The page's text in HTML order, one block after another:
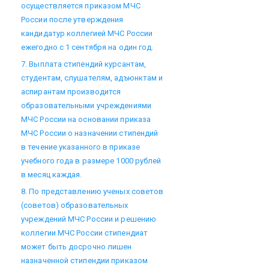
осуществляется приказом МЧС
России после утверждения
кандидатур коллегией МЧС России
ежегодно с 1 сентября на один год.
7. Выплата стипендий курсантам,
студентам, слушателям, адъюнктам и
аспирантам производится
образовательными учреждениями
МЧС России на основании приказа
МЧС России о назначении стипендий
в течение указанного в приказе
учебного года в размере 1000 рублей
в месяц каждая.
8. По представлению ученых советов
(советов) образовательных
учреждений МЧС России и решению
коллегии МЧС России стипендиат
может быть досрочно лишен
назначенной стипендии приказом